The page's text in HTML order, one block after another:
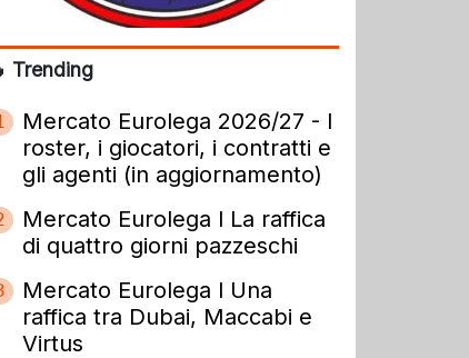
Trending
Mercato Eurolega 2026/27 - I
roster, i giocatori, i contratti e
gli agenti (in aggiornamento)
Mercato Eurolega l La raffica
di quattro giorni pazzeschi
Mercato Eurolega l Una
raffica tra Dubai, Maccabi e
Virtus